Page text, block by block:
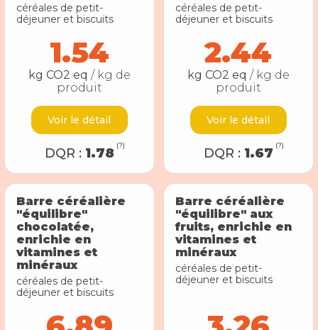
céréales de petit-
déjeuner et biscuits
1.54
kg CO2 eq / kg de
produit
Voir le détail
DQR : 1.78
(?)
céréales de petit-
déjeuner et biscuits
2.44
kg CO2 eq / kg de
produit
Voir le détail
DQR : 1.67
(?)
Barre céréalière
"équilibre"
chocolatée,
enrichie en
vitamines et
minéraux
céréales de petit-
déjeuner et biscuits
Barre céréalière
"équilibre" aux
fruits, enrichie en
vitamines et
minéraux
céréales de petit-
déjeuner et biscuits